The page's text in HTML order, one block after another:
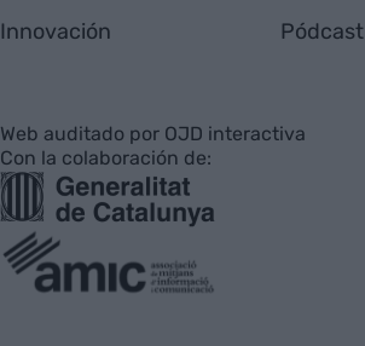
Innovación Pódcast
Web auditado por OJD interactiva
Con la colaboración de: